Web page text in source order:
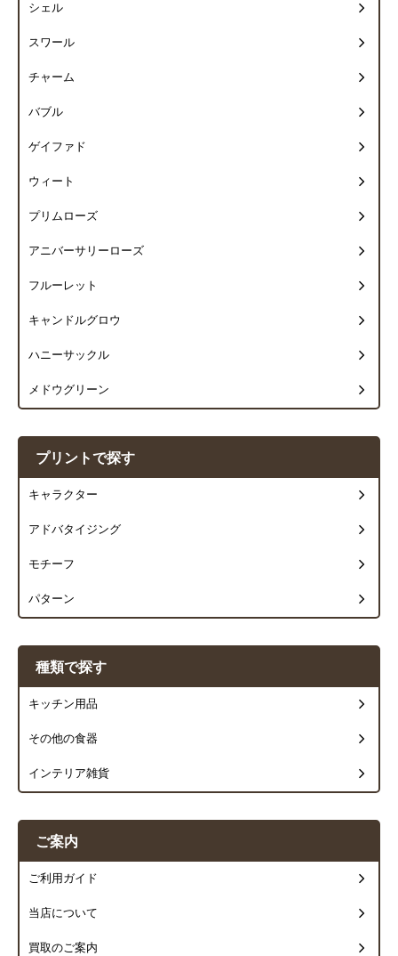
シェル
スワール
チャーム
バブル
ゲイファド
ウィート
プリムローズ
アニバーサリーローズ
フルーレット
キャンドルグロウ
ハニーサックル
メドウグリーン
プリントで探す
キャラクター
アドバタイジング
モチーフ
パターン
種類で探す
キッチン用品
その他の食器
インテリア雑貨
ご案内
ご利用ガイド
当店について
買取のご案内